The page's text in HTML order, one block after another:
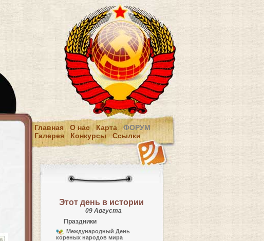
Главная О нас Карта
ФОРУМ
Галерея
Конкурсы Ссылки
Этот день в истории
09 Августа
Праздники
Международный День
кореных народов мира